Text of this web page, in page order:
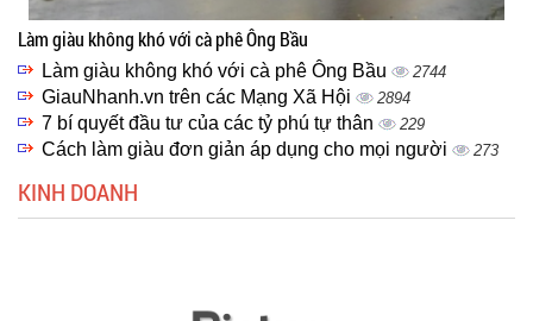
Làm giàu không khó với cà phê Ông Bầu
Làm giàu không khó với cà phê Ông Bầu 2744
GiauNhanh.vn trên các Mạng Xã Hội 2894
7 bí quyết đầu tư của các tỷ phú tự thân 229
Cách làm giàu đơn giản áp dụng cho mọi người 273
KINH DOANH